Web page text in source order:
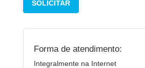
SOLICITAR
Forma de atendimento:
Integralmente na Internet